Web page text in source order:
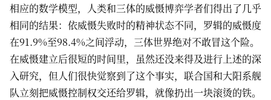
相应的数学模型，人类和三体的威慑博弈学者们得出了几乎
相同的结果：依威慑失败时的精神状态不同，罗辑的威慑度
在91.9%至98.4%之间浮动，三体世界绝对不敢冒这个险。
在威慑建立后很短的时间里，虽然还没来得及进行上述的深
入研究，但人们很快觉察到了这个事实，联合国和大阳系舰
队立刻把威慑控制权交还给罗辑，就像扔出一块滚烫的铁。